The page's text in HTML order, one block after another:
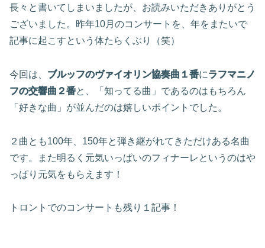
長々と書いてしまいましたが、お読みいただきありがとう
ございました。昨年10月のコンサートを、年をまたいで
記事に起こすという体たらくぶり（笑）
今回は、 ブルッフのヴァイオリン協奏曲１番にラフマニノ
フの交響曲２番と、「知ってる曲」であるのはもちろん
「好きな曲」が並んだのは嬉しいポイントでした。
２曲とも100年、150年と弾き継がれてきただけある名曲
です。また明るく元気いっぱいのフィナーレというのはや
っぱり元気をもらえます！
トロントでのコンサートも残り１記事！